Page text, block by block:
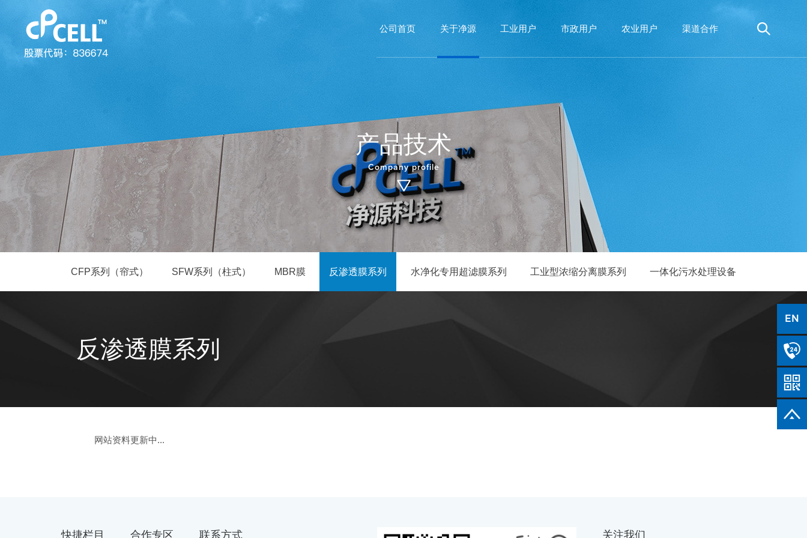
公司首页 关于净源 工业用户 市政用户 农业用户 渠道合作
产品技术
Company profile
CFP系列（帘式） SFW系列（柱式） MBR膜 反渗透膜系列 水净化专用超滤膜系列 工业型浓缩分离膜系列 一体化污水处理设备
反渗透膜系列
网站资料更新中...
快捷栏目 合作专区 联系方式 关注我们
EN